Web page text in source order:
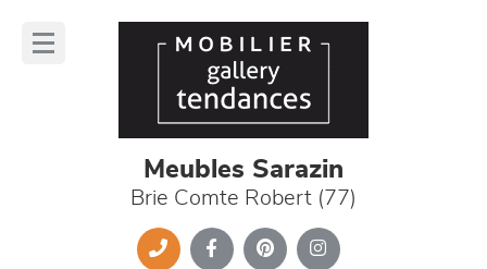
Meubles Sarazin
Brie Comte Robert (77)